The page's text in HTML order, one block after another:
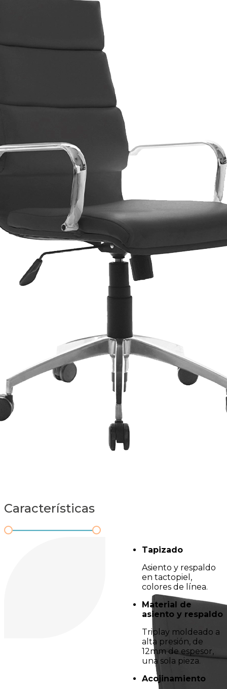
Características
Tapizado
Asiento y respaldo
en tactopiel,
colores de línea.
Material de
asiento y respaldo
Triplay moldeado a
alta presión, de
12mm de espesor,
una sola pieza.
Acojinamiento